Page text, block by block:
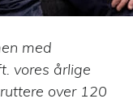
med
vores årlige
over 120